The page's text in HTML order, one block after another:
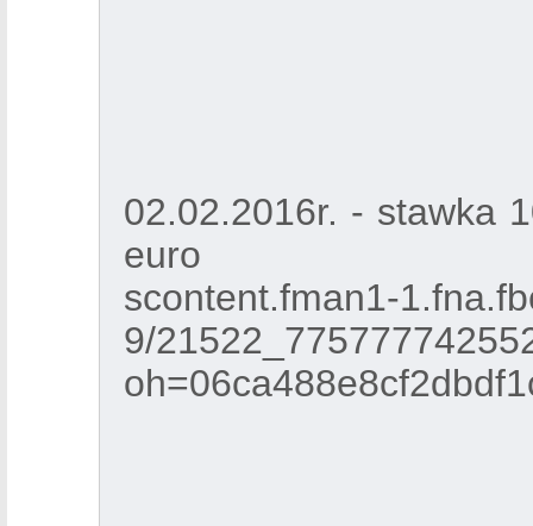
02.02.2016r. - stawka
euro
scontent.fman1-
9/